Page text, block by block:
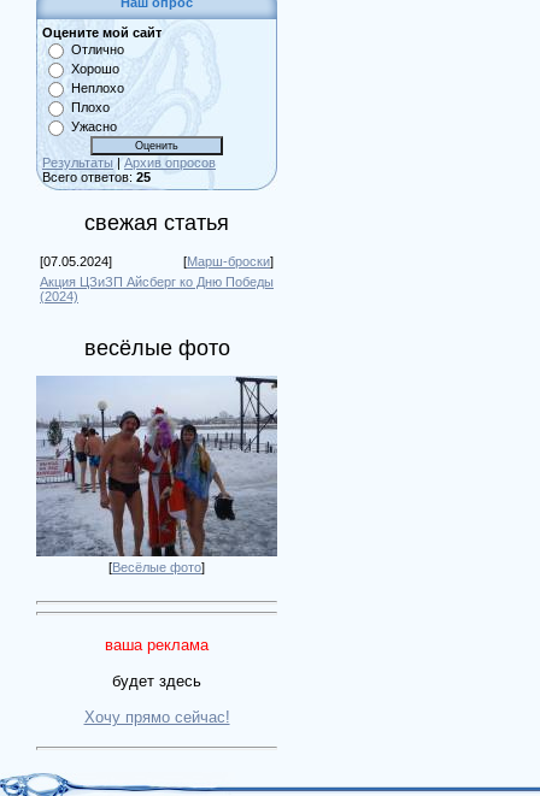
Оцените мой сайт
Отлично
Хорошо
Неплохо
Плохо
Ужасно
Результаты | Архив опросов
Всего ответов: 25
свежая статья
[07.05.2024] [Марш-броски]
Акция ЦЗиЗП Айсберг ко Дню Победы
(2024)
весёлые фото
[Весёлые фото]
ваша реклама
будет здесь
Хочу прямо сейчас!